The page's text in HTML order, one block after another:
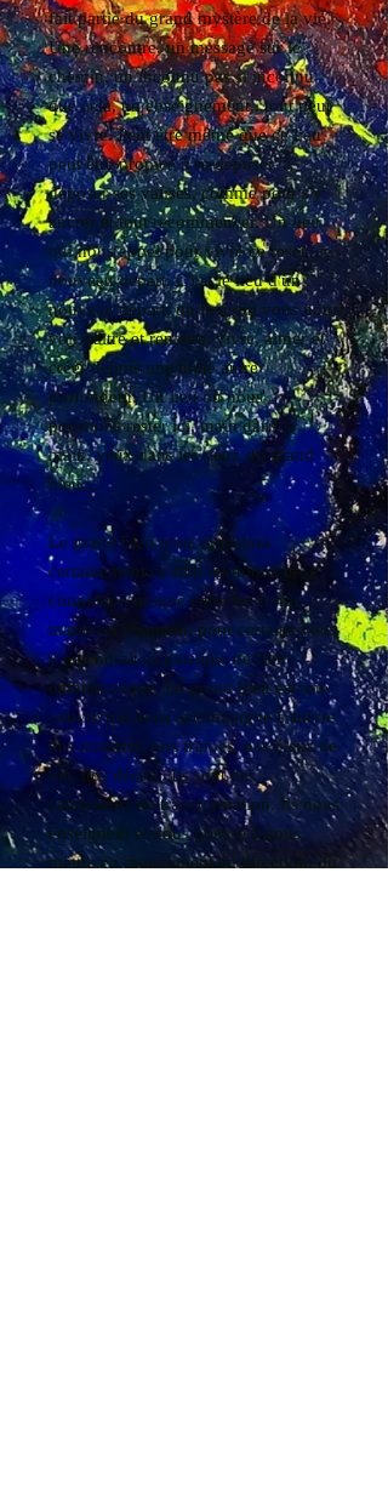
fait partie du grand mystère de la vie.
Une rencontre, un message sur le
chemin, un inconnu pas si inconnu
que cela, un enseignement...tout peut
se vivre. Peut être même que ce lieu
peut être propice à se déposer, à
déposer ses valises, comme pour s'y
ancrer et tout recommencer. Un lieu
qui nous appel pour vivre ce reset, ce
nouveau départ. C'est le lieu d'un
nouveau départ, un lieu qui vous nous
voir naitre et renaitre, vivre, aimer et
créer depuis une toute autre
profondeur. Un lieu où nous
pourrions rester ici, main dans la
main, yeux dans les yeux du grand
bleu...
Le grand bleu nous rappelera
certainement ce film mythique et sa
connexion unique entre les fonds
marins et l'humain, pour certains vous
y entendrait sa musique de film
emblématique. Le grand bleu est une
oeuvre qui nous accompagne à suivre
nos instincts, nos trippes, nos élans de
vie, nos désirs...Ils sont des
catalyseurs de transformation. Ils nous
enseignent et nous pousse à nous
mettre en mouvement en direction, du